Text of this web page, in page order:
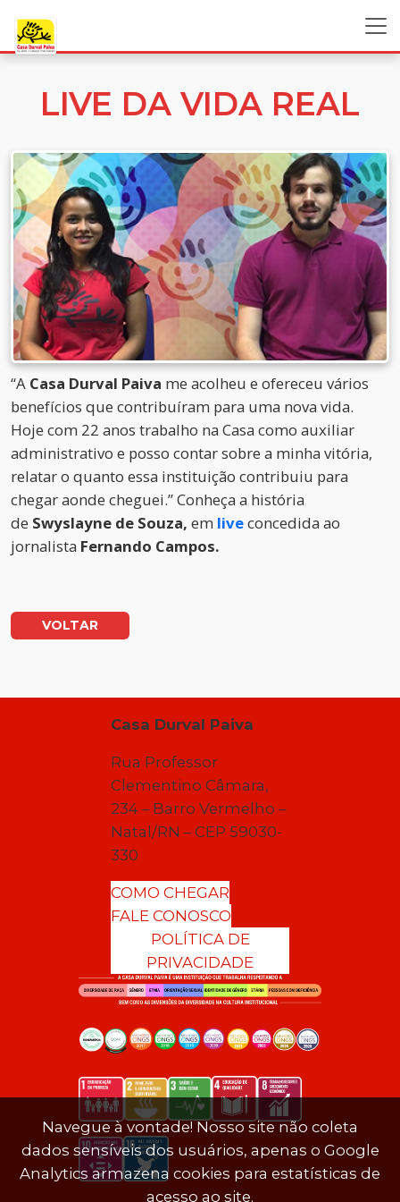
LIVE DA VIDA REAL
“A Casa Durval Paiva me acolheu e ofereceu vários
benefícios que contribuíram para uma nova vida.
Hoje com 22 anos trabalho na Casa como auxiliar
administrativo e posso contar sobre a minha vitória,
relatar o quanto essa instituição contribuiu para
chegar aonde cheguei.” Conheça a história
de Swyslayne de Souza, em liveconcedida ao
jornalista Fernando Campos.
VOLTAR
Casa Durval Paiva
Rua Professor
Clementino Câmara,
234 – Barro Vermelho –
Natal/RN – CEP 59030-
330
COMO CHEGAR
FALE CONOSCO
POLÍTICA DE
PRIVACIDADE
Navegue à vontade! Nosso site não coleta
dados sensíveis dos usuários, apenas o Google
Analytics armazena cookies para estatísticas de
acesso ao site.